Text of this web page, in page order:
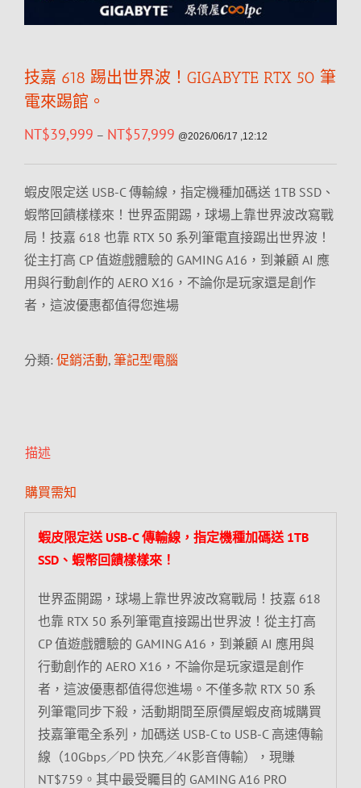
技嘉 618 踢出世界波！GIGABYTE RTX 50 筆
電來踢館。
NT$39,999 – NT$57,999 @2026/06/17 ,12:12
蝦皮限定送 USB-C 傳輸線，指定機種加碼送 1TB SSD、
蝦幣回饋樣樣來！世界盃開踢，球場上靠世界波改寫戰
局！技嘉 618 也靠 RTX 50 系列筆電直接踢出世界波！
從主打高 CP 值遊戲體驗的 GAMING A16，到兼顧 AI 應
用與行動創作的 AERO X16，不論你是玩家還是創作
者，這波優惠都值得您進場
分類: 促銷活動, 筆記型電腦
描述
購買需知
蝦皮限定送 USB-C 傳輸線，指定機種加碼送 1TB
SSD、蝦幣回饋樣樣來！
世界盃開踢，球場上靠世界波改寫戰局！技嘉 618
也靠 RTX 50 系列筆電直接踢出世界波！從主打高
CP 值遊戲體驗的 GAMING A16，到兼顧 AI 應用與
行動創作的 AERO X16，不論你是玩家還是創作
者，這波優惠都值得您進場。不僅多款 RTX 50 系
列筆電同步下殺，活動期間至原價屋蝦皮商城購買
技嘉筆電全系列，加碼送 USB-C to USB-C 高速傳輸
線（10Gbps／PD 快充／4K影音傳輸），現賺
NT$759。其中最受矚目的 GAMING A16 PRO